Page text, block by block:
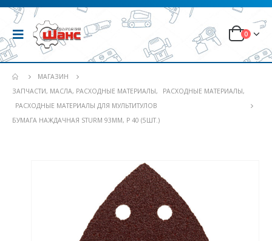
0
МАГАЗИН
ЗАПЧАСТИ, МАСЛА, РАСХОДНЫЕ МАТЕРИАЛЫ, РАСХОДНЫЕ МАТЕРИАЛЫ,
РАСХОДНЫЕ МАТЕРИАЛЫ ДЛЯ МУЛЬТИТУЛОВ
БУМАГА НАЖДАЧНАЯ STURM 93ММ, Р 40 (5ШТ.)